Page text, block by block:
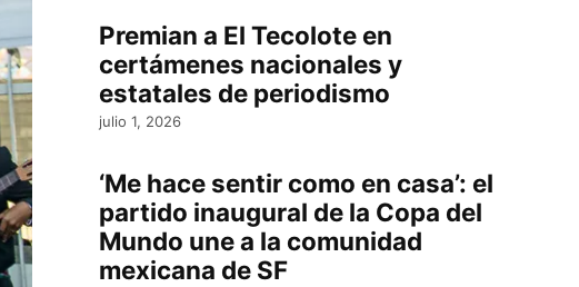
Premian a El Tecolote en
certámenes nacionales y
estatales de periodismo
julio 1, 2026
‘Me hace sentir como en casa’: el
partido inaugural de la Copa del
Mundo une a la comunidad
mexicana de SF